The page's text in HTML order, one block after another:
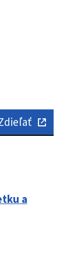
a